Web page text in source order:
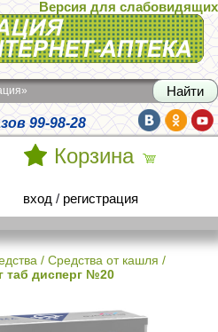
Версия для слабовидящих
99-98-28
Корзина
вход / регистрация
/ Средства от кашля /
таб дисперг №20